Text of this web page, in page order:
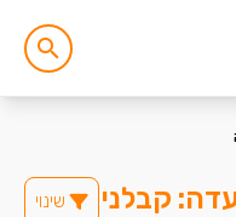
קבלני
שינוי